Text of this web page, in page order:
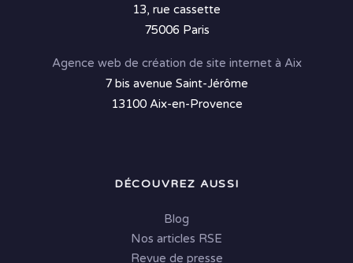
13, rue cassette
75006 Paris
Agence web de création de site internet à Aix
7 bis avenue Saint-Jérôme
13100 Aix-en-Provence
DÉCOUVREZ AUSSI
Blog
Nos articles RSE
Revue de presse